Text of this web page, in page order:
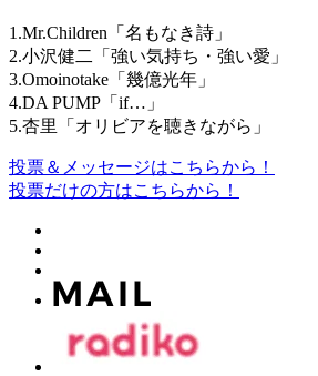
1.Mr.Children「名もなき詩」
2.小沢健二「強い気持ち・強い愛」
3.Omoinotake「幾億光年」
4.DA PUMP「if…」
5.杏里「オリビアを聴きながら」
投票＆メッセージはこちらから！
投票だけの方はこちらから！